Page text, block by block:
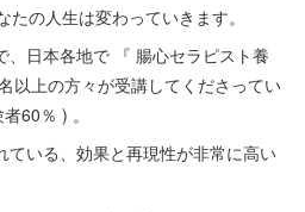
の人生は変わっていきます。
、日本各地で 『 腸心セラピスト養
以上の方々が受講してくださってい
60％ ) 。
ている、効果と再現性が非常に高い